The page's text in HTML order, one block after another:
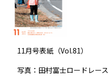
11月号表紙（Vol.81）
写真：田村富士ロードレー